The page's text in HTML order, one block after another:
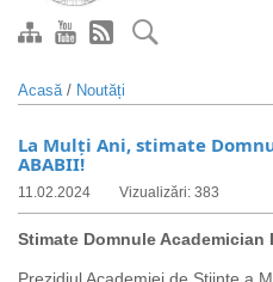
Acasă/ Noutăți
La Mulți Ani, stimate
ABABII!
11.02.2024 Vizualizări: 383
Stimate Domnule Academician